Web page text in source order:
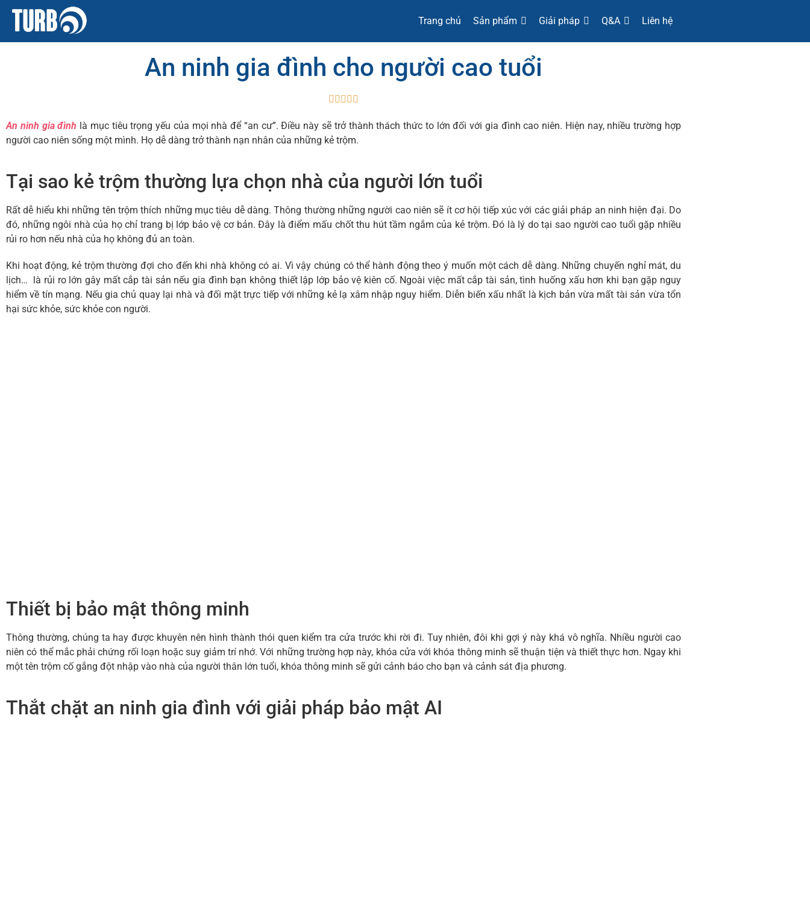
Trang chủ Sản phẩm Giải pháp Q&A Liên hệ
An ninh gia đình cho người cao tuổi
    
An ninh gia đình là mục tiêu trọng yếu của mọi nhà để “an cư”. Điều này sẽ trở thành thách thức to lớn đối với gia đình cao niên. Hiện nay, nhiều trường hợp
người cao niên sống một mình. Họ dễ dàng trở thành nạn nhân của những kẻ trộm.
Tại sao kẻ trộm thường lựa chọn nhà của người lớn tuổi
Rất dễ hiểu khi những tên trộm thích những mục tiêu dễ dàng. Thông thường những người cao niên sẽ ít cơ hội tiếp xúc với các giải pháp an ninh hiện đại. Do
đó, những ngôi nhà của họ chỉ trang bị lớp bảo vệ cơ bản. Đây là điểm mấu chốt thu hút tầm ngắm của kẻ trộm. Đó là lý do tại sao người cao tuổi gặp nhiều
rủi ro hơn nếu nhà của họ không đủ an toàn.
Khi hoạt động, kẻ trộm thường đợi cho đến khi nhà không có ai. Vì vậy chúng có thể hành động theo ý muốn một cách dễ dàng. Những chuyến nghỉ mát, du
lịch… là rủi ro lớn gây mất cắp tài sản nếu gia đình bạn không thiết lập lớp bảo vệ kiên cố. Ngoài việc mất cắp tài sản, tình huống xấu hơn khi bạn gặp nguy
hiểm về tín mạng. Nếu gia chủ quay lại nhà và đối mặt trực tiếp với những kẻ lạ xâm nhập nguy hiểm. Diễn biến xấu nhất là kịch bản vừa mất tài sản vừa tổn
hại sức khỏe, sức khỏe con người.
Thiết bị bảo mật thông minh
Thông thường, chúng ta hay được khuyên nên hình thành thói quen kiểm tra cửa trước khi rời đi. Tuy nhiên, đôi khi gợi ý này khá vô nghĩa. Nhiều người cao
niên có thể mắc phải chứng rối loạn hoặc suy giảm trí nhớ. Với những trường hợp này, khóa cửa với khóa thông minh sẽ thuận tiện và thiết thực hơn. Ngay khi
một tên trộm cố gắng đột nhập vào nhà của người thân lớn tuổi, khóa thông minh sẽ gửi cảnh báo cho bạn và cảnh sát địa phương.
Thắt chặt an ninh gia đình với giải pháp bảo mật AI